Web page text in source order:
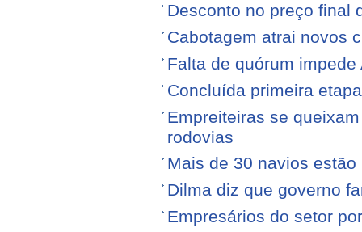
Desconto no preço final
Cabotagem atrai novos
Falta de quórum
Concluída primeira
Empreiteiras se
rodovias
Mais de 30 navios
Dilma diz que governo
Empresários do setor